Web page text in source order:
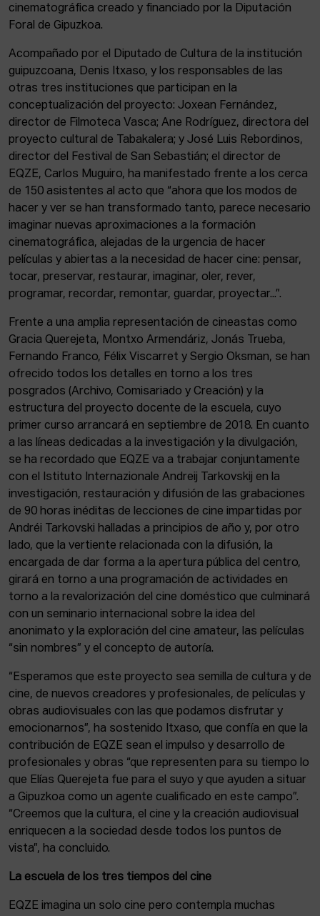
cinematográfica creado y financiado por la Diputación
Foral de Gipuzkoa.
Acompañado por el Diputado de Cultura de la institución
guipuzcoana, Denis Itxaso, y los responsables de las
otras tres instituciones que participan en la
conceptualización del proyecto: Joxean Fernández,
director de Filmoteca Vasca; Ane Rodríguez, directora del
proyecto cultural de Tabakalera; y José Luis Rebordinos,
director del Festival de San Sebastián; el director de
EQZE, Carlos Muguiro, ha manifestado frente a los cerca
de 150 asistentes al acto que “ahora que los modos de
hacer y ver se han transformado tanto, parece necesario
imaginar nuevas aproximaciones a la formación
cinematográfica, alejadas de la urgencia de hacer
películas y abiertas a la necesidad de hacer cine: pensar,
tocar, preservar, restaurar, imaginar, oler, rever,
programar, recordar, remontar, guardar, proyectar...”.
Frente a una amplia representación de cineastas como
Gracia Querejeta, Montxo Armendáriz, Jonás Trueba,
Fernando Franco, Félix Viscarret y Sergio Oksman, se han
ofrecido todos los detalles en torno a los tres
posgrados (Archivo, Comisariado y Creación) y la
estructura del proyecto docente de la escuela, cuyo
primer curso arrancará en septiembre de 2018. En cuanto
a las líneas dedicadas a la investigación y la divulgación,
se ha recordado que EQZE va a trabajar conjuntamente
con el Istituto Internazionale Andreij Tarkovskij en la
investigación, restauración y difusión de las grabaciones
de 90 horas inéditas de lecciones de cine impartidas por
Andréi Tarkovski halladas a principios de año y, por otro
lado, que la vertiente relacionada con la difusión, la
encargada de dar forma a la apertura pública del centro,
girará en torno a una programación de actividades en
torno a la revalorización del cine doméstico que culminará
con un seminario internacional sobre la idea del
anonimato y la exploración del cine amateur, las películas
“sin nombres” y el concepto de autoría.
“Esperamos que este proyecto sea semilla de cultura y de
cine, de nuevos creadores y profesionales, de películas y
obras audiovisuales con las que podamos disfrutar y
emocionarnos”, ha sostenido Itxaso, que confía en que la
contribución de EQZE sean el impulso y desarrollo de
profesionales y obras “que representen para su tiempo lo
que Elías Querejeta fue para el suyo y que ayuden a situar
a Gipuzkoa como un agente cualificado en este campo”.
“Creemos que la cultura, el cine y la creación audiovisual
enriquecen a la sociedad desde todos los puntos de
vista”, ha concluido.
La escuela de los tres tiempos del cine
EQZE imagina un solo cine pero contempla muchas